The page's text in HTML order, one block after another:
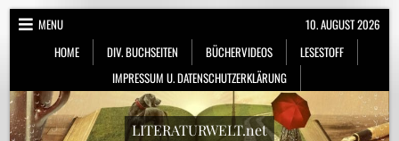
Skip
MENU
HOME
DIV. BUCHSEITEN BÜCHERVIDEOS
LESESTOFF
IMPRESSUM U. DATENSCHUTZERKLÄRUNG
10. AUGUST 2026
LITERATURWELT.net